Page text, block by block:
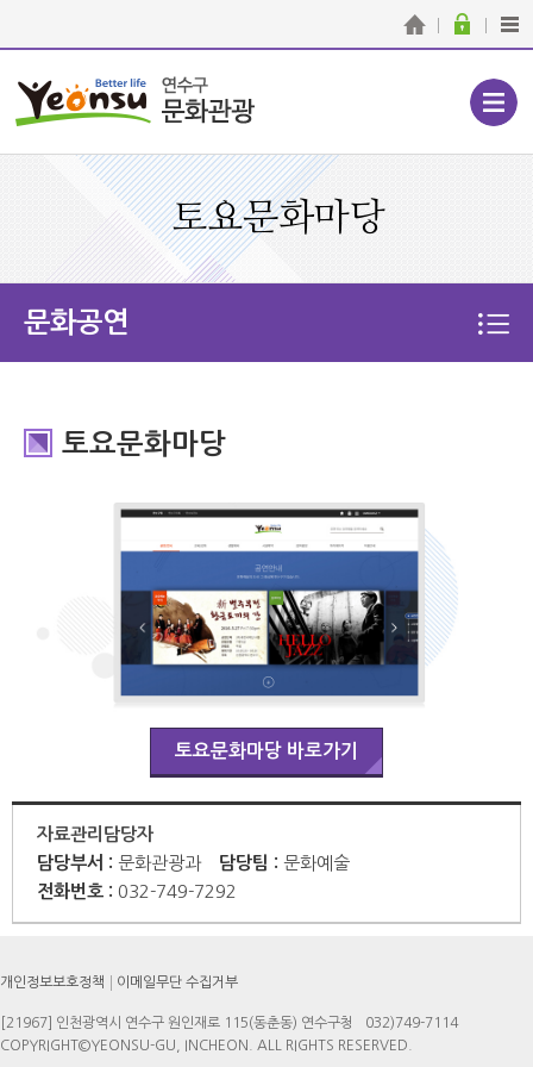
토요문화마당
문화공연
토요문화마당
토요문화마당 바로가기
자료관리담당자
담당부서 : 문화관광과 담당팀 : 문화예술
전화번호 : 032-749-7292
개인정보보호정책 이메일무단 수집거부
[21967] 인천광역시 연수구 원인재로 115(동춘동) 연수구청
032)749-7114
COPYRIGHT©YEONSU-GU, INCHEON. ALL RIGHTS RESERVED.